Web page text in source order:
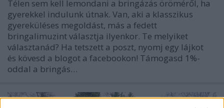
Télen sem kell lemondani a bringázás öröméről, ha
gyerekkel indulunk útnak. Van, aki a klasszikus
gyereküléses megoldást, más a fedett
bringalimuzint választja ilyenkor. Te melyiket
választanád? Ha tetszett a poszt, nyomj egy lájkot
és kövesd a blogot a facebookon! Támogasd 1%-
oddal a bringás…